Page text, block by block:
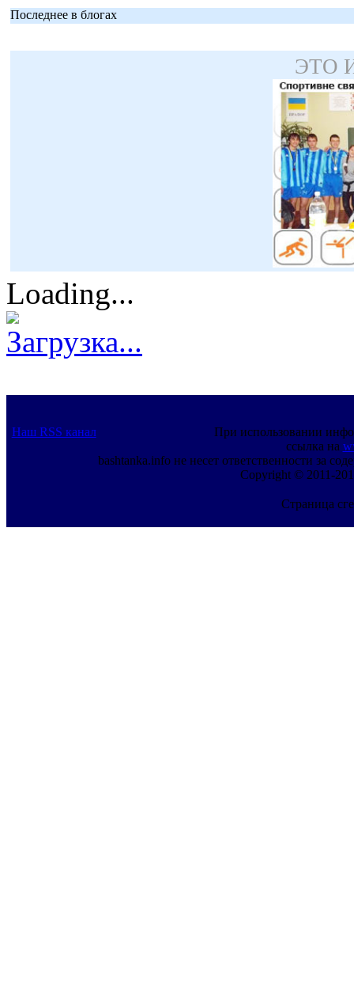
Последнее в блогах
ЭТО
Loading...
Загрузка...
Наш RSS канал
При использовании
ссылка на
bashtanka.info не несет ответственности за
Copyright © 2011-
Страница